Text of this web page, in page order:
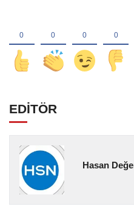
EDİTÖR
Hasan